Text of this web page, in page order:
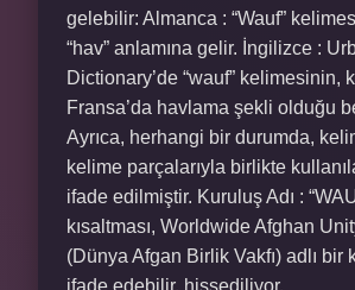
gelebilir: Almanca : “Wauf”
“hav” anlamına gelir. İngilizce :
Dictionary’de “wauf” kelimesinin,
Fransa’da havlama şekli olduğu
Ayrıca, herhangi bir durumda,
kelime parçalarıyla birlikte
ifade edilmiştir. Kuruluş Adı :
kısaltması, Worldwide Afghan
(Dünya Afgan Birlik Vakfı) adlı bir
ifade edebilir. hissediliyor.